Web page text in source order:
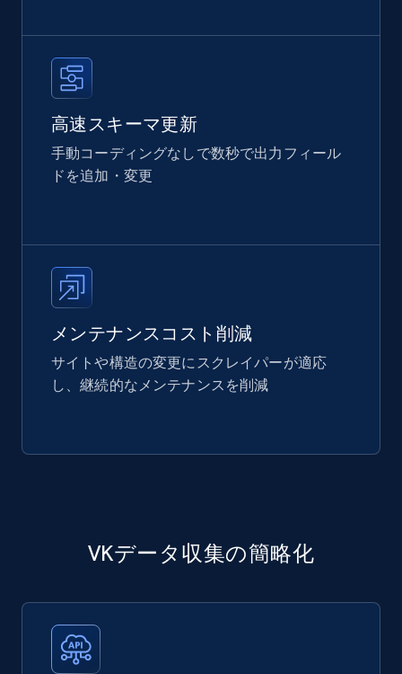
高速スキーマ更新
手動コーディングなしで数秒で出力フィール
ドを追加・変更
メンテナンスコスト削減
サイトや構造の変更にスクレイパーが適応
し、継続的なメンテナンスを削減
VKデータ収集の簡略化